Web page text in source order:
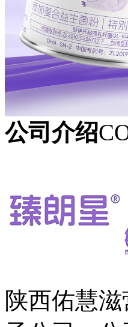
公司介绍
陕西佑慧